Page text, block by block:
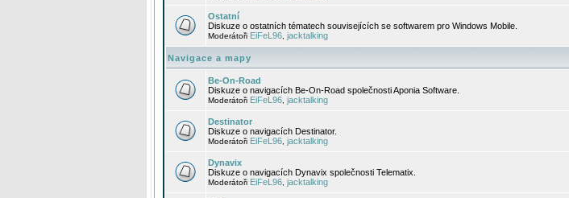
Ostatní
Diskuze o ostatních tématech souvisejících se softwarem pro Windows Mobile.
Moderátoři EiFeL96 jacktalking
Navigace a mapy
Be-On-Road
Diskuze o navigacích Be-On-Road společnosti Aponia Software.
Moderátoři EiFeL96 jacktalking
Destinator
Diskuze o navigacích Destinator.
Moderátoři EiFeL96 jacktalking
Dynavix
Diskuze o navigacích Dynavix společnosti Telematix.
Moderátoři EiFeL96 jacktalking